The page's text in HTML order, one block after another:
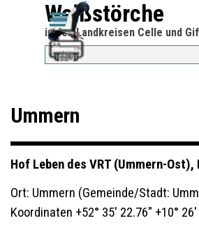
Direkt zum Seiteninhalt
Menü überspringen
Weißstörche
in den Landkreisen Celle und
Menü überspringen
Ummern
Hof Leben des VRT (Ummern-
Ort: Ummern (Gemeinde/Stadt:
Koordinaten +52° 35' 22.76" +10°